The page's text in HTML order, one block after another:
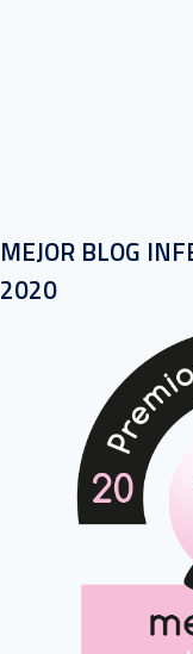
MEJOR BLOG
2020